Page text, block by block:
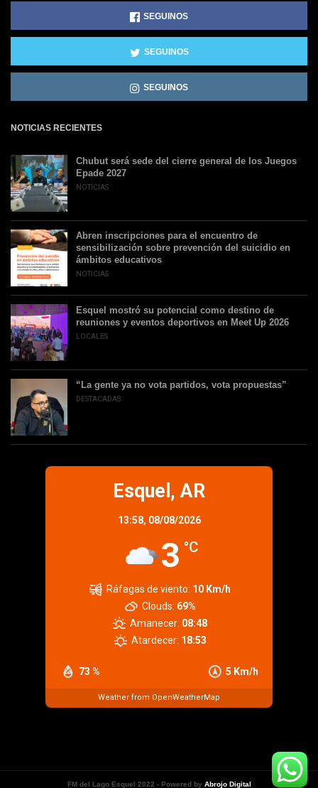
SEGUINOS
SEGUINOS
SEGUINOS
NOTICIAS RECIENTES
Chubut será sede del cierre general de los Juegos
Epade 2027
NOTICIAS
Abren inscripciones para el encuentro de
sensibilización sobre prevención del suicidio en
ámbitos educativos
NOTICIAS
Esquel mostró su potencial como destino de
reuniones y eventos deportivos en Meet Up 2026
LOCALES
“La gente ya no vota partidos, vota propuestas”
DESTACADAS
Esquel, AR
13:58, 08/08/2026
3 °C
73 % 5 Km/h
Ráfagas de viento: 10 Km/h
Clouds: 69%
Amanecer: 08:48
Atardecer: 18:53
Weather from OpenWeatherMap
FM del Lago Esquel 2022 - Powered by Abrojo Digital